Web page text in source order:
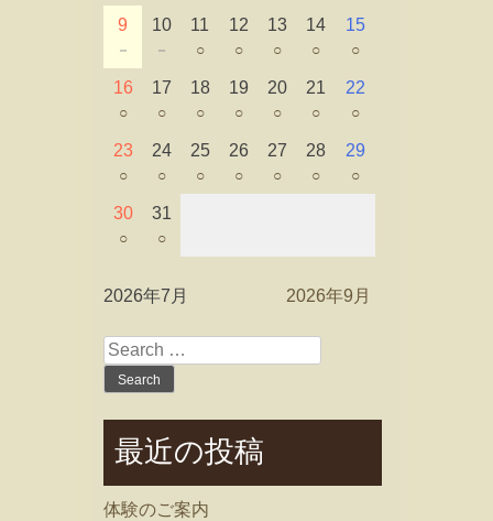
9
－
10
－
11
○
12
○
13
○
14
○
15
○
16
○
17
○
18
○
19
○
20
○
21
○
22
○
23
○
24
○
25
○
26
○
27
○
28
○
29
○
30
○
31
○
2026年7月 2026年9月
Search
for:
最近の投稿
体験のご案内